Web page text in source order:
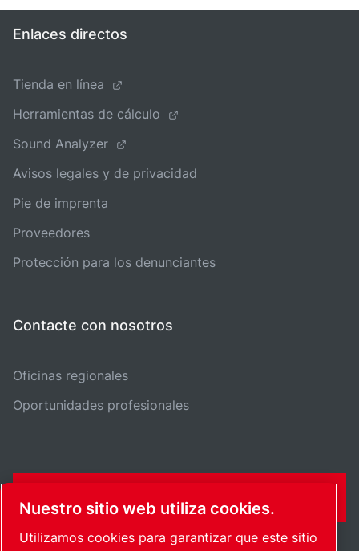
Enlaces directos
Tienda en línea
Herramientas de cálculo
Sound Analyzer
Avisos legales y de privacidad
Pie de imprenta
Proveedores
Protección para los denunciantes
Contacte con nosotros
Oficinas regionales
Oportunidades profesionales
Nuestro sitio web utiliza cookies.
Utilizamos cookies para garantizar que este sitio